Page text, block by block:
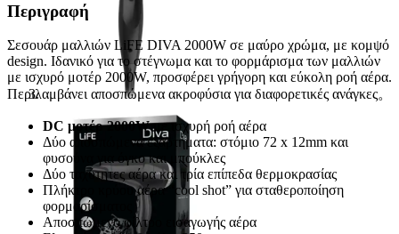
Περιγραφή
Σεσουάρ μαλλιών LiFE DIVA 2000W σε μαύρο χρώμα, με κομψό
design. Ιδανικό για το στέγνωμα και το φορμάρισμα των μαλλιών
με ισχυρό μοτέρ 2000W, προσφέρει γρήγορη και εύκολη ροή αέρα.
Περιλαμβάνει αποσπώμενα ακροφύσια για διαφορετικές ανάγκες。
DC μοτέρ 2000Wμε ισχυρή ροή αέρα
Δύο αποσπώμενα εξαρτήματα: στόμιο 72 x 12mm και
φυσούνα για όγκο και μπούκλες
Δύο ταχύτητες αέρα και τρία επίπεδα θερμοκρασίας
Πλήκτρο κρύου αέρα “cool shot” για σταθεροποίηση
φορμαρίσματος
Αποσπώμενο φίλτρο εισαγωγής αέρα